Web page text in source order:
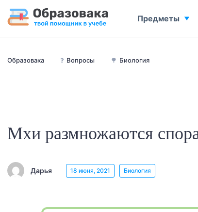
Образовака ❓ Вопросы 🌳 Биология
Мхи размножаются
Дарья 18 июня, 2021 Биология
Предметы